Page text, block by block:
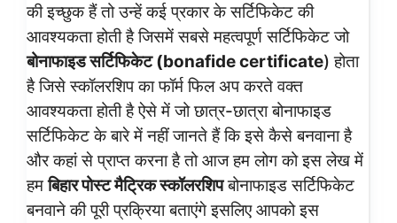
की इच्छुक हैं तो उन्हें कई प्रकार के सर्टिफिकेट की
आवश्यकता होती है जिसमें सबसे महत्वपूर्ण सर्टिफिकेट जो
बोनाफाइड सर्टिफिकेट (bonafide certificate) होता
है जिसे स्कॉलरशिप का फॉर्म फिल अप करते वक्त
आवश्यकता होती है ऐसे में जो छात्र-छात्रा बोनाफाइड
सर्टिफिकेट के बारे में नहीं जानते हैं कि इसे कैसे बनवाना है
और कहां से प्राप्त करना है तो आज हम लोग को इस लेख में
हमबिहार पोस्ट मैट्रिक स्कॉलरशिपबोनाफाइड सर्टिफिकेट
बनवाने की पूरी प्रक्रिया बताएंगे इसलिए आपको इस